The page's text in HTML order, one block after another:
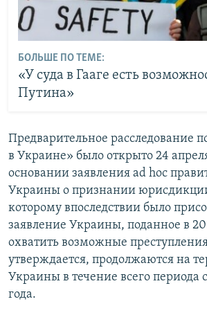
БОЛЬШЕ ПО ТЕМЕ:
«У суда в Гааге есть
Путина»
Предварительное расследование
в Украине» было открыто 24
основании заявления ad hoc
Украины о признании
которому впоследствии было
заявление Украины, поданное в
охватить возможные
утверждается, продолжаются на
Украины в течение всего периода
года.